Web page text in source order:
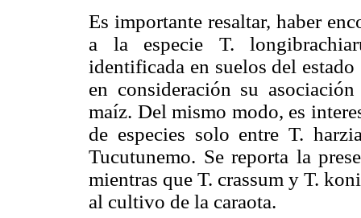
Es importante resaltar, haber
a la especie T.
identificada en suelos del
en consideración su
maíz. Del mismo modo, es
de especies solo entre T.
Tucutunemo. Se reporta la
mientras que T. crassum y T.
al cultivo de la caraota.